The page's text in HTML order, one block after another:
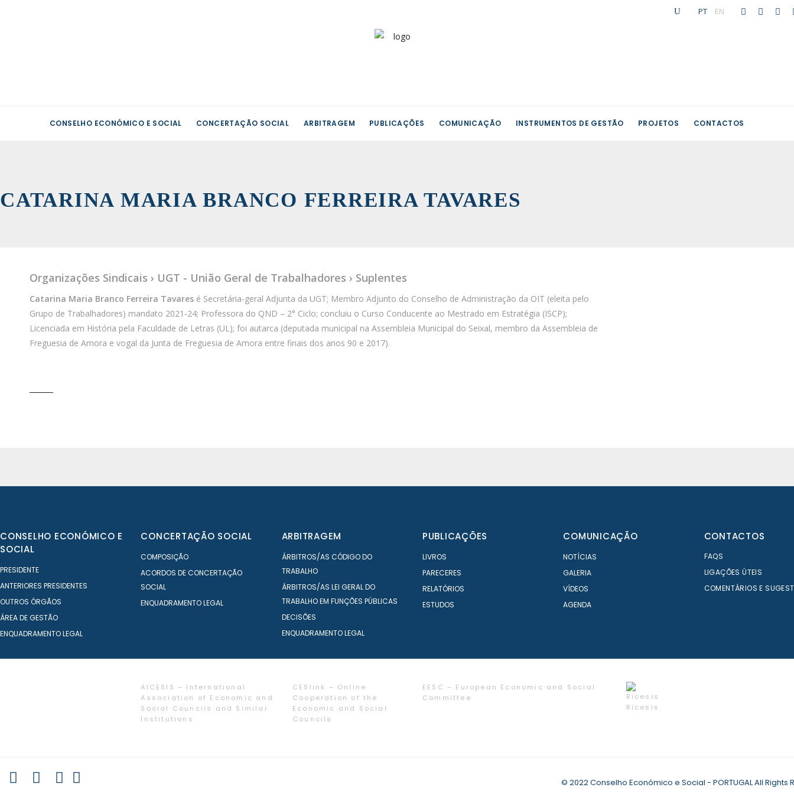
PT EN
CONSELHO ECONÓMICO E SOCIAL CONCERTAÇÃO SOCIAL ARBITRAGEM PUBLICAÇÕES COMUNICAÇÃO INSTRUMENTOS DE GESTÃO PROJETOS CONTACTOS
CATARINA MARIA BRANCO FERREIRA TAVARES
Organizações Sindicais › UGT - União Geral de Trabalhadores › Suplentes
Catarina Maria Branco Ferreira Tavares é Secretária-geral Adjunta da UGT; Membro Adjunto do Conselho de Administração da OIT (eleita pelo
Grupo de Trabalhadores) mandato 2021-24; Professora do QND – 2° Ciclo; concluiu o Curso Conducente ao Mestrado em Estratégia (ISCP);
Licenciada em História pela Faculdade de Letras (UL); foi autarca (deputada municipal na Assembleia Municipal do Seixal, membro da Assembleia de
Freguesia de Amora e vogal da Junta de Freguesia de Amora entre finais dos anos 90 e 2017).
CONSELHO ECONÓMICO E
SOCIAL
PRESIDENTE
ANTERIORES PRESIDENTES
OUTROS ÓRGÃOS
ÁREA DE GESTÃO
ENQUADRAMENTO LEGAL
CONCERTAÇÃO SOCIAL
COMPOSIÇÃO
ACORDOS DE CONCERTAÇÃO
SOCIAL
ENQUADRAMENTO LEGAL
ARBITRAGEM
ÁRBITROS/AS CÓDIGO DO
TRABALHO
ÁRBITROS/AS LEI GERAL DO
TRABALHO EM FUNÇÕES PÚBLICAS
DECISÕES
ENQUADRAMENTO LEGAL
PUBLICAÇÕES
LIVROS
PARECERES
RELATÓRIOS
ESTUDOS
COMUNICAÇÃO
NOTÍCIAS
GALERIA
VÍDEOS
AGENDA
CONTACTOS
FAQS
LIGAÇÕES ÚTEIS
COMENTÁRIOS E
AICESIS – International
Association of Economic and
Social Councils and Similar
Institutions
CESlink – Online
Cooperation of the
Economic and Social
Councils
EESC – European Economic and Social
Committee
Ricesis
© 2022 Conselho Económico e Social - PORTUGAL All Rights